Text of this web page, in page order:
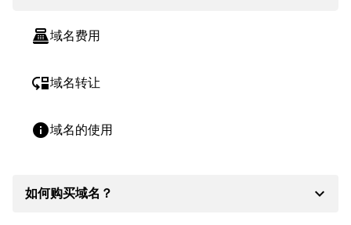
point_of_sale域名费用
move_down域名转让
info域名的使用
如何购买域名？ expand_more